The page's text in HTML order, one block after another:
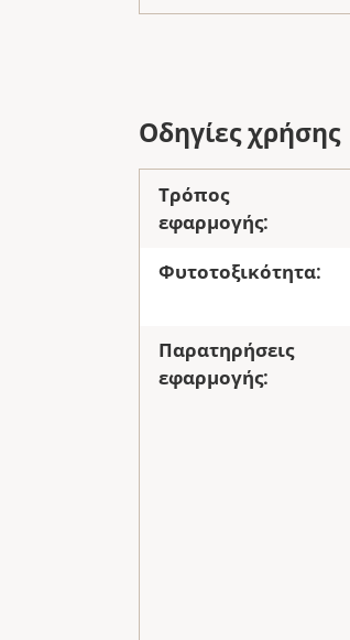
Οδηγίες χρήσης
Τρόπος
εφαρμογής:
Φυτοτοξικότητα:
Παρατηρήσεις
εφαρμογής: